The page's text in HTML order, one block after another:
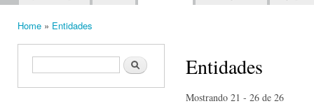
Home » Entidades
Search form Search Entidades
Mostrando 21 - 26 de 26